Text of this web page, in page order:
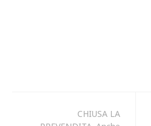
CHIUSA LA